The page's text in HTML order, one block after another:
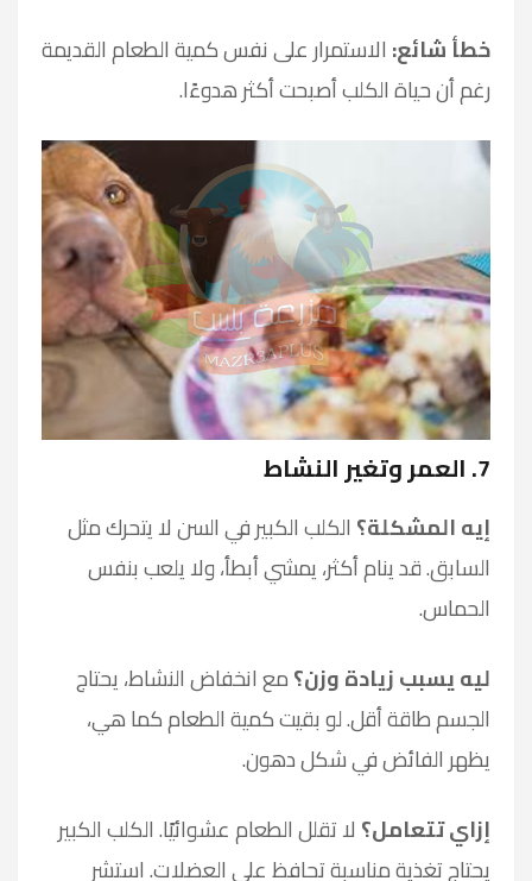
خطأ شائع: الاستمرار على نفس كمية الطعام القديمة
رغم أن حياة الكلب أصبحت أكثر هدوءًا.
7. العمر وتغير النشاط
إيه المشكلة؟ الكلب الكبير في السن لا يتحرك مثل
السابق. قد ينام أكثر، يمشي أبطأ، ولا يلعب بنفس
الحماس.
ليه يسبب زيادة وزن؟مع انخفاض النشاط، يحتاج
الجسم طاقة أقل. لو بقيت كمية الطعام كما هي،
يظهر الفائض في شكل دهون.
إزاي تتعامل؟ لا تقلل الطعام عشوائيًا. الكلب الكبير
يحتاج تغذية مناسبة تحافظ على العضلات. استشر